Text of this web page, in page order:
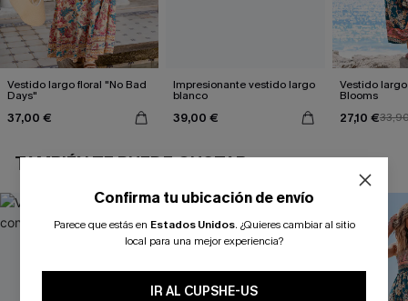
Vestido largo floral "No Bad
Days"
37,00 €
Impresionante vestido largo
blanco
39,00 €
Vestido
Blooms
27,10 €
TAMBIÉN TE PUEDE GUSTAR
Confirma tu ubicación de envío
Parece que estás en Estados Unidos. ¿Quieres cambiar al sitio
local para una mejor experiencia?
IR AL CUPSHE-US